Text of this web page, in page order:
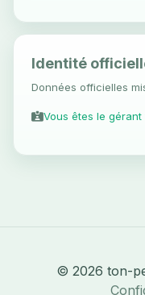
Identité
Données officielles
Vous êtes le
© 2026 ton-